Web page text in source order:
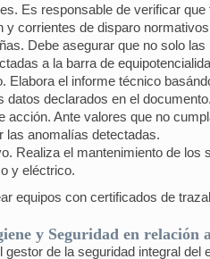
Es responsable de verificar
y corrientes de disparo
Debe asegurar que no solo
a la barra de
Elabora el informe técnico
datos declarados en el documento.
acción. Ante valores que no
las anomalías detectadas.
Realiza el mantenimiento de
y eléctrico.
equipos con certificados de
y Seguridad en relación
de la seguridad integral